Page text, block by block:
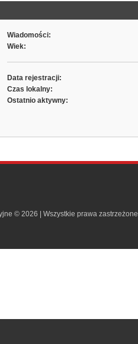
Wiadomości:
Wiek:
Data rejestracji:
Czas lokalny:
Ostatnio aktywny:
© 2026 | Wszystkie prawa zastrzeżone